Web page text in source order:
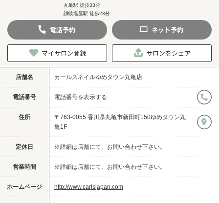
丸亀駅 徒歩33分
讃岐塩屋駅 徒歩23分‎
電話予約 ネット予約
マイサロン登録 サロンをシェア
店舗名 カールズネイルゆめタウン丸亀店
電話番号 電話番号を表示する
住所
〒763-0055 香川県丸亀市新田町150ゆめタウン丸
亀1F
定休日 ※詳細は店舗にて、お問い合わせ下さい。
営業時間 ※詳細は店舗にて、お問い合わせ下さい。
ホームページ http://www.carlsjapan.com